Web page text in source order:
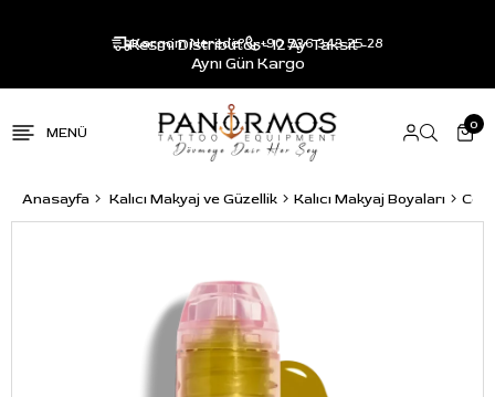
Resmi Distribütör - 12 Ay Taksit -
Aynı Gün Kargo
Kargom Nerede? +90 536 343 25 28
0
Anasayfa Kalıcı Makyaj ve Güzellik Kalıcı Makyaj Boyaları